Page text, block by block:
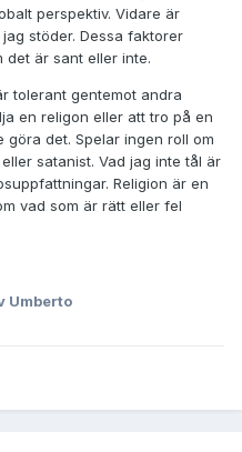
perspektiv. Vidare är
stöder. Dessa faktorer
är sant eller inte.
tolerant gentemot andra
en religon eller att tro på en
det. Spelar ingen roll om
satanist. Vad jag inte tål är
Religion är en
vad som är rätt eller fel
Umberto